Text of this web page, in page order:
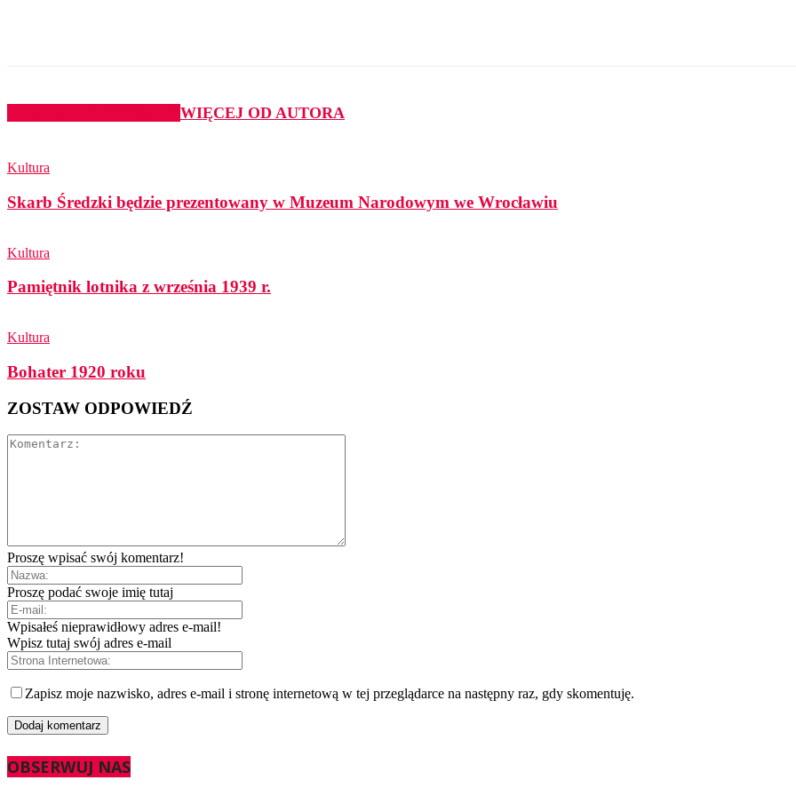
WIĘCEJ OD AUTORA
Kultura
Skarb Średzki będzie prezentowany w Muzeum Narodowym we Wrocławiu
Kultura
Pamiętnik lotnika z września 1939 r.
Kultura
Bohater 1920 roku
ZOSTAW ODPOWIEDŹ
Proszę wpisać swój komentarz!
Proszę podać swoje imię tutaj
Wpisałeś nieprawidłowy adres e-mail!
Wpisz tutaj swój adres e-mail
Zapisz moje nazwisko, adres e-mail i stronę internetową w tej przeglądarce na następny raz, gdy skomentuję.
OBSERWUJ NAS